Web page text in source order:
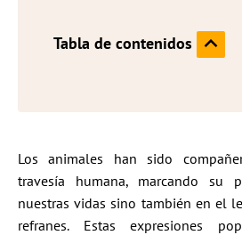
Tabla de contenidos
Los animales han sido
travesía humana, marcando su
nuestras vidas sino también en el
refranes. Estas expresiones